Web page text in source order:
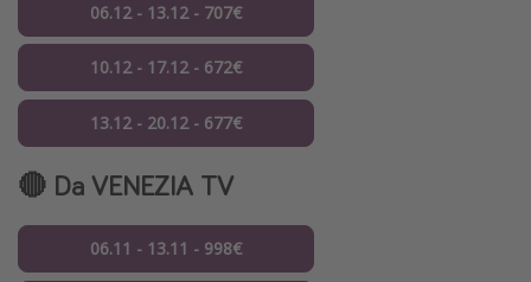
06.12 - 13.12 - 707€
10.12 - 17.12 - 672€
13.12 - 20.12 - 677€
🔴 Da VENEZIA TV
06.11 - 13.11 - 998€